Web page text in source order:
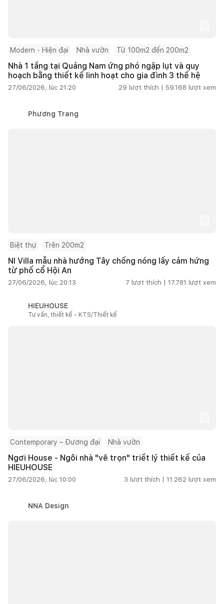
Modern - Hiện đại Nhà vườn Từ 100m2 đến 200m2
Nhà 1 tầng tại Quảng Nam ứng phó ngập lụt và quy
hoạch bằng thiết kế linh hoạt cho gia đình 3 thế hệ
27/06/2026, lúc 21:20 29 lượt thích | 59.168 lượt xem
Phương Trang
Biệt thự Trên 200m2
NI Villa mẫu nhà hướng Tây chống nóng lấy cảm hứng
từ phố cổ Hội An
27/06/2026, lúc 20:13 7 lượt thích | 17.781 lượt xem
HIEUHOUSE
Tư vấn, thiết kế - KTS/Thiết kế
Contemporary – Đương đại Nhà vườn
Ngơi House - Ngôi nhà "vẽ trọn" triết lý thiết kế của
HIEUHOUSE
27/06/2026, lúc 10:00 3 lượt thích | 11.262 lượt xem
NNA Design